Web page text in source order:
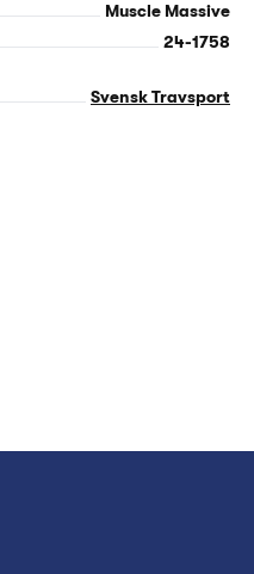
Muscle Massive
24-1758
Svensk Travsport